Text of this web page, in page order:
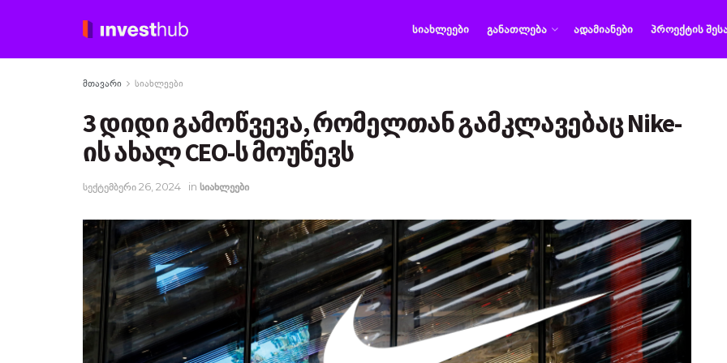
ᲡᲘᲐᲮᲚᲔᲔᲑᲘ ᲒᲐᲜᲐᲗᲚᲔᲑᲐ ᲐᲓᲐᲛᲘᲐᲜᲔᲑᲘ ᲞᲠᲝᲔᲥᲢᲘᲡ
მთავარი სიახლეები
3 დიდი გამოწვევა, რომელთან გამკლავებაც Nike-
ის ახალ CEO-ს მოუწევს
სექტემბერი 26, 2024 in სიახლეები